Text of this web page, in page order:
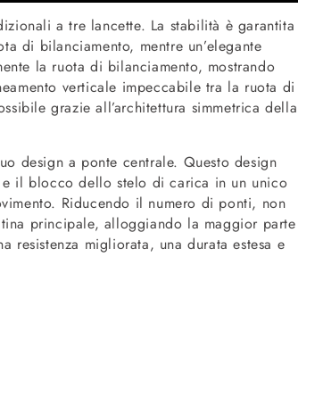
a tre lancette. La stabilità è garantita
di bilanciamento, mentre un’elegante
la ruota di bilanciamento, mostrando
verticale impeccabile tra la ruota di
grazie all’architettura simmetrica della
design a ponte centrale. Questo design
il blocco dello stelo di carica in un unico
Riducendo il numero di ponti, non
principale, alloggiando la maggior parte
resistenza migliorata, una durata estesa e